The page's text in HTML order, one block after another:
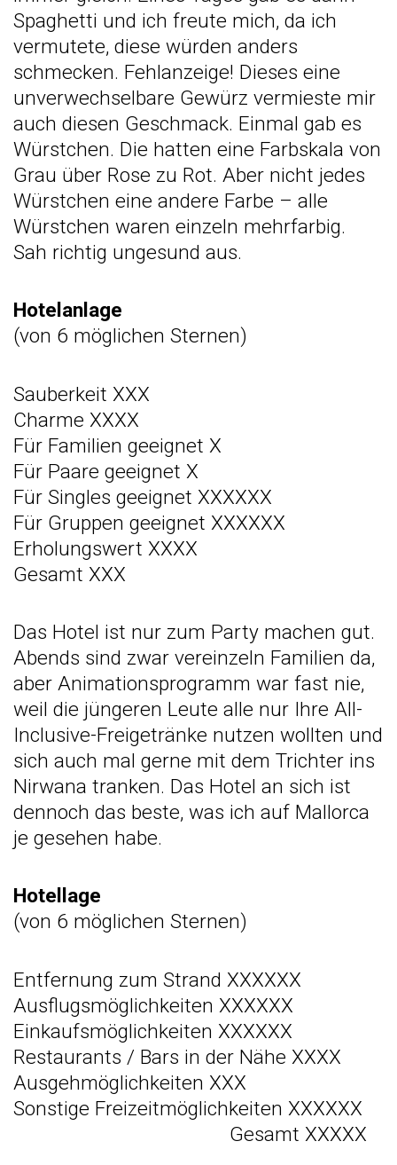
Spaghetti und ich freute mich, da ich
vermutete, diese würden anders
schmecken. Fehlanzeige! Dieses eine
unverwechselbare Gewürz vermieste mir
auch diesen Geschmack. Einmal gab es
Würstchen. Die hatten eine Farbskala von
Grau über Rose zu Rot. Aber nicht jedes
Würstchen eine andere Farbe – alle
Würstchen waren einzeln mehrfarbig.
Sah richtig ungesund aus.
Hotelanlage
(von 6 möglichen Sternen)
Sauberkeit XXX
Charme XXXX
Für Familien geeignet X
Für Paare geeignet X
Für Singles geeignet XXXXXX
Für Gruppen geeignet XXXXXX
Erholungswert XXXX
Gesamt XXX
Das Hotel ist nur zum Party machen gut.
Abends sind zwar vereinzeln Familien da,
aber Animationsprogramm war fast nie,
weil die jüngeren Leute alle nur Ihre All-
Inclusive-Freigetränke nutzen wollten und
sich auch mal gerne mit dem Trichter ins
Nirwana tranken. Das Hotel an sich ist
dennoch das beste, was ich auf Mallorca
je gesehen habe.
Hotellage
(von 6 möglichen Sternen)
Entfernung zum Strand XXXXXX
Ausflugsmöglichkeiten XXXXXX
Einkaufsmöglichkeiten XXXXXX
Restaurants / Bars in der Nähe XXXX
Ausgehmöglichkeiten XXX
Sonstige Freizeitmöglichkeiten XXXXXX
Gesamt XXXXX